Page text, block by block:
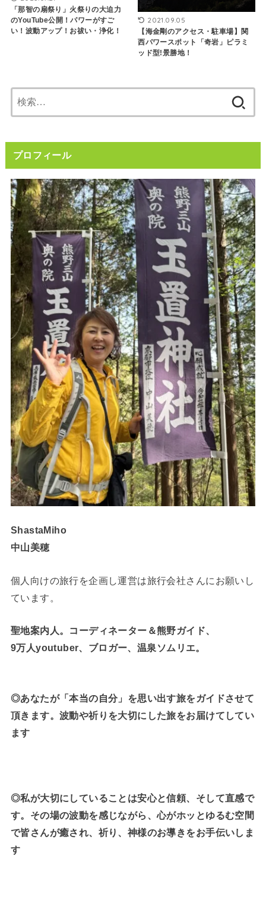
「那智の扇祭り」火祭りの大迫力
のYouTube公開！パワーがすご
い！波動アップ！お祓い・浄化！
2021.09.05
【海金剛のアクセス・駐車場】関
西パワースポット「奇岩」ピラミ
ッド型!景勝地！
索:
プロフィール
ShastaMiho
中山美穂
個人向けの旅行を企画し運営は旅行会社さんにお願いし
ています。
聖地案内人。コーディネーター＆熊野ガイド、
9万人youtuber、ブロガー、温泉ソムリエ。
◎あなたが「本当の自分」を思い出す旅をガイドさせて
頂きます。波動や祈りを大切にした旅をお届けてしてい
ます
◎私が大切にしていることは安心と信頼、そして直感で
す。その場の波動を感じながら、心がホッとゆるむ空間
で皆さんが癒され、祈り、神様のお導きをお手伝いしま
す